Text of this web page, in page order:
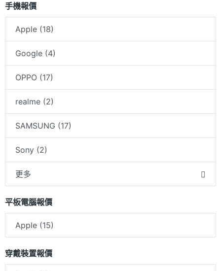
手機報價
Apple (18)
Google (4)
OPPO (17)
realme (2)
SAMSUNG (17)
Sony (2)
更多
平板電腦報價
Apple (15)
穿戴裝置報價